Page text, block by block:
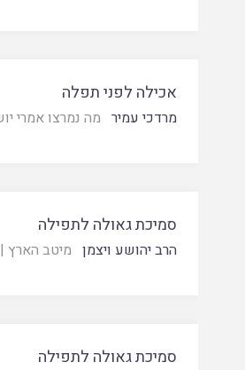
אכילה לפני תפלה
מרדכי עמיר מה נמרצו אמרי
סמיכת גאולה לתפילה
הרב יהושע ויצמן מיטב הארץ |
סמיכת גאולה לתפילה